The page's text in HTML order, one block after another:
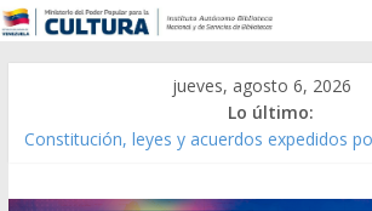
jueves, agosto 6, 2026
Lo último:
Constitución, leyes y acuerdos expedidos